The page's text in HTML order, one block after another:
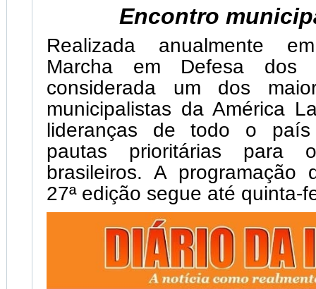
Encontro
Realizada anualmente
Marcha em Defesa dos
considerada um dos
municipalistas da América
lideranças de todo o país
pautas prioritárias para
brasileiros. A programação
27ª edição segue até quinta-